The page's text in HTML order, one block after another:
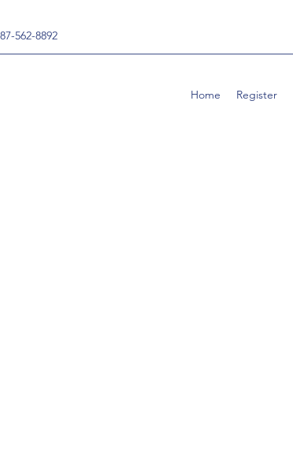
562-8892
Home Register